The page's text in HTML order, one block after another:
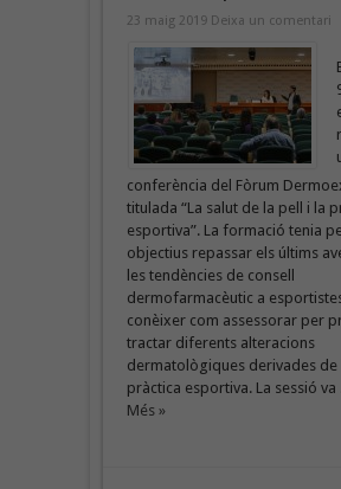
23 maig 2019 Deixa un comentari
conferència del Fòrum
titulada “La salut de la pell i la
esportiva”. La formació tenia
objectius repassar els últims
les tendències de consell
dermofarmacèutic a
conèixer com assessorar per
tractar diferents alteracions
dermatològiques derivades de
pràctica esportiva. La sessió va
Més »